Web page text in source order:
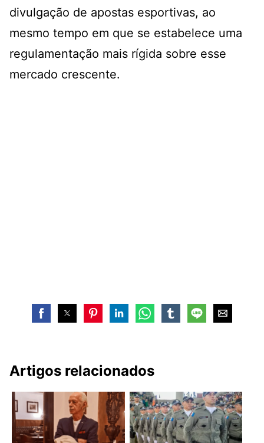
divulgação de apostas esportivas, ao
mesmo tempo em que se estabelece uma
regulamentação mais rígida sobre esse
mercado crescente.
Artigos relacionados